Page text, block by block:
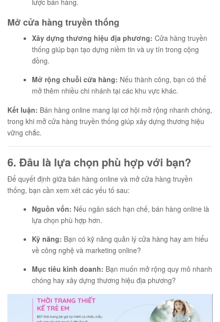
Mở cửa hàng truyền thống
Xây dựng thương hiệu địa phương: Cửa hàng truyền
thống giúp bạn tạo dựng niềm tin và uy tín trong cộng
đồng.
Mở rộng chuỗi cửa hàng: Nếu thành công, bạn có thể
mở thêm nhiều chi nhánh tại các khu vực khác.
Kết luận: Bán hàng online mang lại cơ hội mở rộng nhanh chóng,
trong khi mở cửa hàng truyền thống giúp xây dựng thương hiệu
vững chắc.
6. Đâu là lựa chọn phù hợp với bạn?
Để quyết định giữa bán hàng online và mở cửa hàng truyền
thống, bạn cần xem xét các yếu tố sau:
Nguồn vốn: Nếu ngân sách hạn chế, bán hàng online là
lựa chọn phù hợp hơn.
Kỹ năng: Bạn có kỹ năng quản lý cửa hàng hay am hiểu
về công nghệ và marketing online?
Mục tiêu kinh doanh: Bạn muốn mở rộng quy mô nhanh
chóng hay xây dựng thương hiệu địa phương?